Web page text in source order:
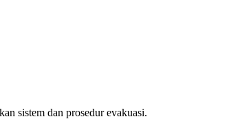
sistem dan prosedur evakuasi.